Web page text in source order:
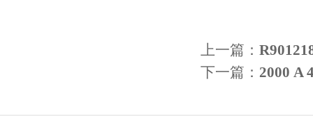
上一篇：
下一篇： 2000 A